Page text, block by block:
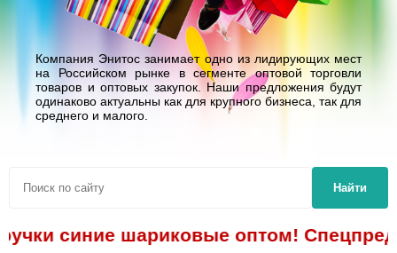
Компания Энитос занимает одно из лидирующих мест
на Российском рынке в сегменте оптовой торговли
товаров и оптовых закупок. Наши предложения будут
одинаково актуальны как для крупного бизнеса, так для
среднего и малого.
Найти
синие шариковые оптом!